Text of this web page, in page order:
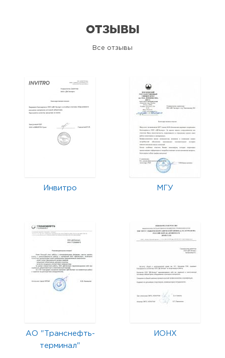
ОТЗЫВЫ
Все отзывы
Инвитро МГУ
АО "Транснефть-
терминал"
ИОНХ